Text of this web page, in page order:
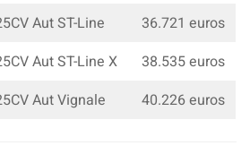
Aut ST-Line
36.721 euros
Aut ST-Line X
38.535 euros
Aut Vignale
40.226 euros